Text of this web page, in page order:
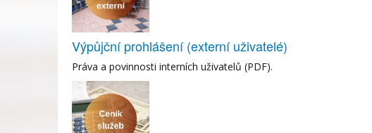
Výpůjční prohlášení (externí uživatelé)
Práva a povinnosti interních uživatelů (PDF).